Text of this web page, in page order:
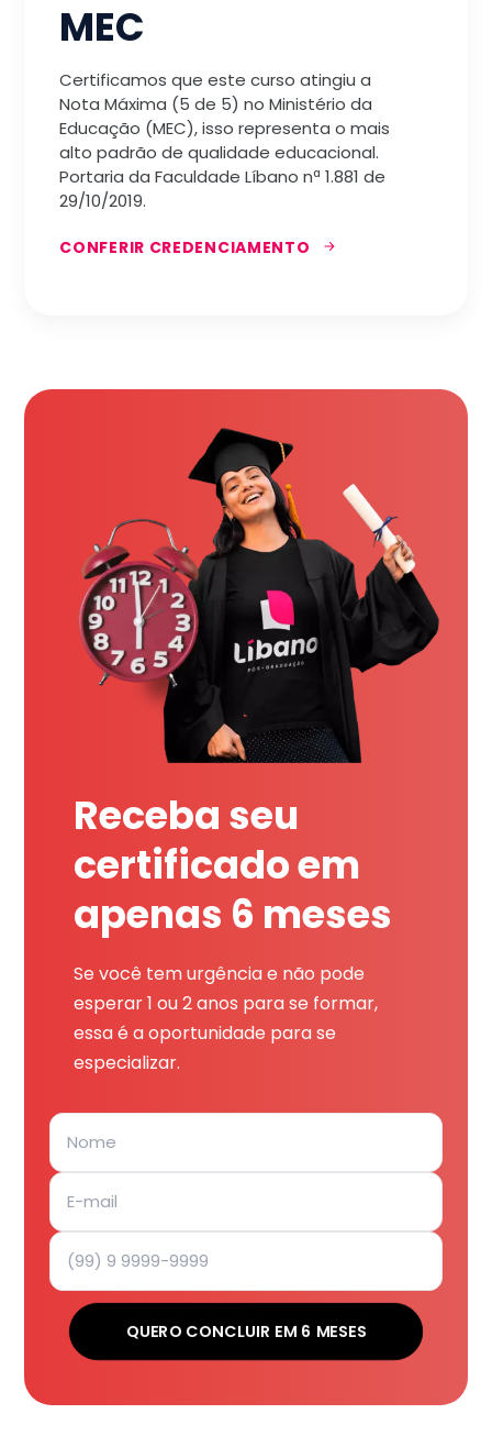
MEC
Certificamos que este curso atingiu a
Nota Máxima (5 de 5) no Ministério da
Educação (MEC), isso representa o mais
alto padrão de qualidade educacional.
Portaria da Faculdade Líbano nª 1.881 de
29/10/2019.
CONFERIR CREDENCIAMENTO
Receba seu
certificado em
apenas 6 meses
Se você tem urgência e não pode
esperar 1 ou 2 anos para se formar,
essa é a oportunidade para se
especializar.
QUERO CONCLUIR EM 6 MESES